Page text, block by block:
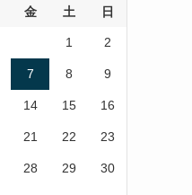
金 土 日
1 2
7 8 9
14 15 16
21 22 23
28 29 30